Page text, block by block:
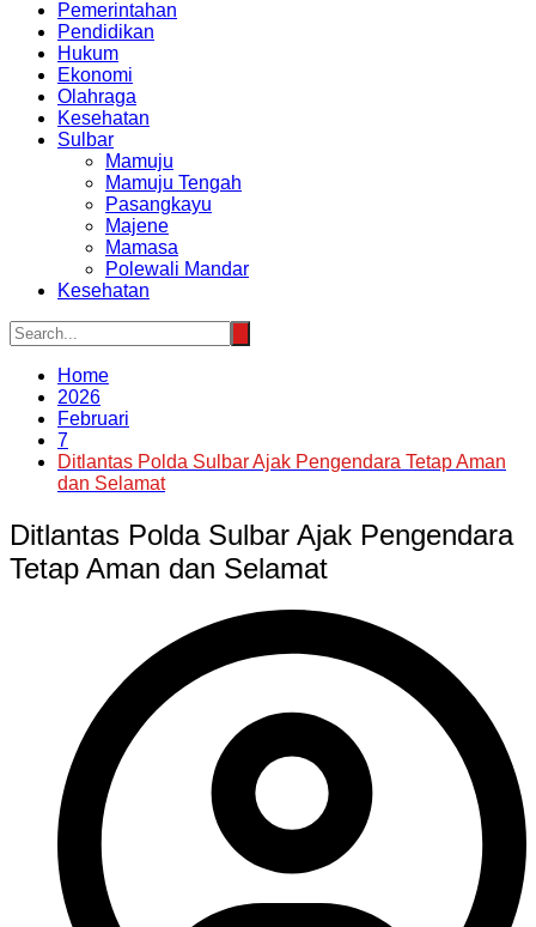
Pemerintahan
Pendidikan
Hukum
Ekonomi
Olahraga
Kesehatan
Sulbar
Mamuju
Mamuju Tengah
Pasangkayu
Majene
Mamasa
Polewali Mandar
Kesehatan
Home
2026
Februari
7
Ditlantas Polda Sulbar Ajak Pengendara Tetap Aman
dan Selamat
Ditlantas Polda Sulbar Ajak Pengendara
Tetap Aman dan Selamat